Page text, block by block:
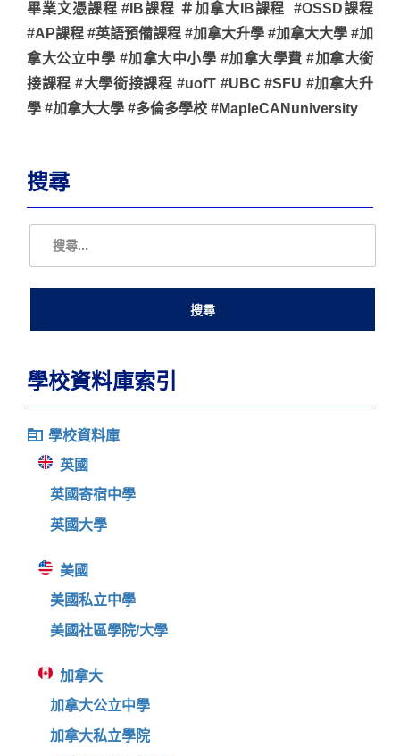
畢業文憑課程 #IB課程 ＃加拿大IB課程 #OSSD課程
#AP課程 #英語預備課程 #加拿大升學 #加拿大大學 #加
拿大公立中學 #加拿大中小學 #加拿大學費 #加拿大銜
接課程 #大學銜接課程 #uofT #UBC #SFU #加拿大升
學 #加拿大大學 #多倫多學校 #MapleCANuniversity
搜尋
學校資料庫索引
學校資料庫
英國
英國寄宿中學
英國大學
美國
美國私立中學
美國社區學院/大學
加拿大
加拿大公立中學
加拿大私立學院